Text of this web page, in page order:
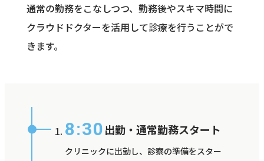
通常の勤務をこなしつつ、勤務後やスキマ時間に
クラウドドクターを活用して診療を行うことがで
きます。
8:30出勤・通常勤務スタート
クリニックに出勤し、診察の準備をスター